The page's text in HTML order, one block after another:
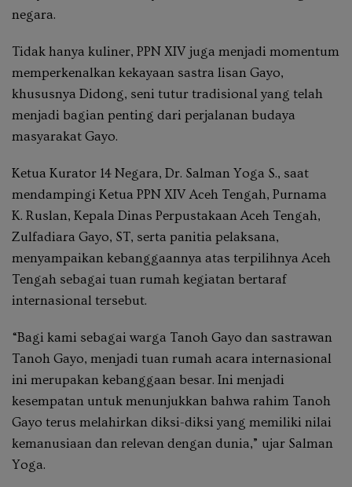
negara.
Tidak hanya kuliner, PPN XIV juga menjadi momentum
memperkenalkan kekayaan sastra lisan Gayo,
khususnya Didong, seni tutur tradisional yang telah
menjadi bagian penting dari perjalanan budaya
masyarakat Gayo.
Ketua Kurator 14 Negara, Dr. Salman Yoga S., saat
mendampingi Ketua PPN XIV Aceh Tengah, Purnama
K. Ruslan, Kepala Dinas Perpustakaan Aceh Tengah,
Zulfadiara Gayo, ST, serta panitia pelaksana,
menyampaikan kebanggaannya atas terpilihnya Aceh
Tengah sebagai tuan rumah kegiatan bertaraf
internasional tersebut.
“Bagi kami sebagai warga Tanoh Gayo dan sastrawan
Tanoh Gayo, menjadi tuan rumah acara internasional
ini merupakan kebanggaan besar. Ini menjadi
kesempatan untuk menunjukkan bahwa rahim Tanoh
Gayo terus melahirkan diksi-diksi yang memiliki nilai
kemanusiaan dan relevan dengan dunia,” ujar Salman
Yoga.